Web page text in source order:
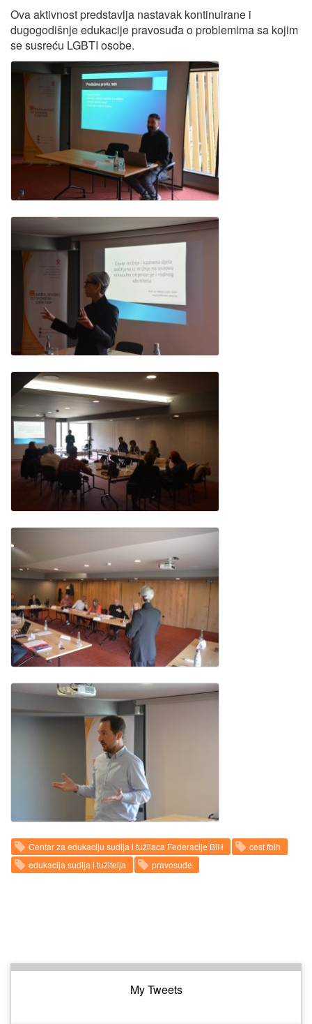
Ova aktivnost predstavlja nastavak kontinuirane i
dugogodišnje edukacije pravosuđa o problemima sa kojim
se susreću LGBTI osobe.
Centar za edukaciju sudija i tužilaca Federacije BiH
cest fbih
edukacija sudija i tužitelja
pravosuđe
My Tweets